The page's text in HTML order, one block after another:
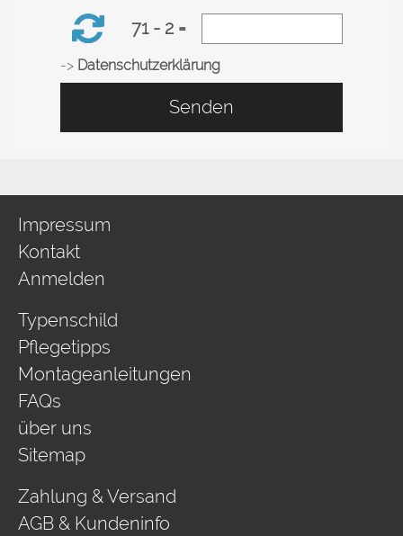
71 - 2 =
-> Datenschutzerklärung
Senden
Impressum
Kontakt
Anmelden
Typenschild
Pflegetipps
Montageanleitungen
FAQs
über uns
Sitemap
Zahlung & Versand
AGB & Kundeninfo